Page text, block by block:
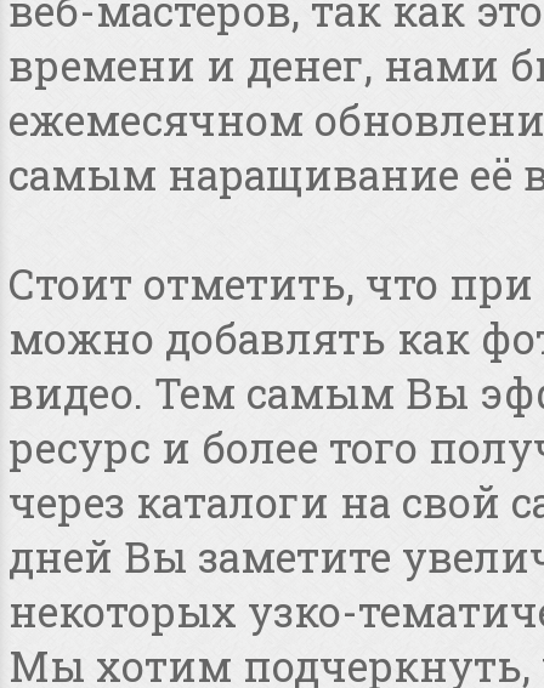
времени и денег, нами
ежемесячном
самым наращивание её
Стоит отметить, что
можно добавлять как
видео. Тем самым Вы
ресурс и более того
через каталоги на свой
дней Вы заметите
некоторых узко-
Мы хотим подчеркнуть,